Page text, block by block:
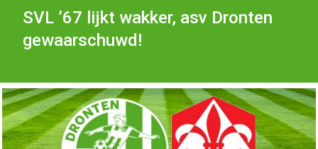
SVL ’67 lijkt wakker, asv Dronten
gewaarschuwd!